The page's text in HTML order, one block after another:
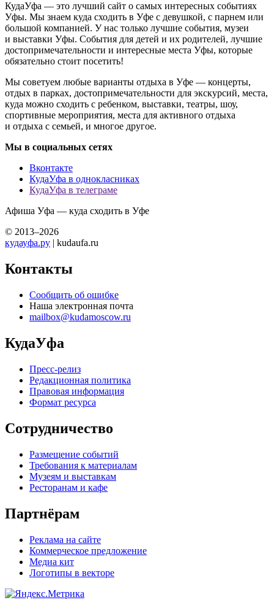
КудаУфа — это лучший сайт о самых интересных событиях
Уфы. Мы знаем куда сходить в Уфе с девушкой, с парнем или
большой компанией. У нас только лучшие события, музеи
и выставки Уфы. События для детей и их родителей, лучшие
достопримечательности и интересные места Уфы, которые
обязательно стоит посетить!
Мы советуем любые варианты отдыха в Уфе — концерты,
отдых в парках, достопримечательности для экскурсий, места,
куда можно сходить с ребенком, выставки, театры, шоу,
спортивные мероприятия, места для активного отдыха
и отдыха с семьей, и многое другое.
Мы в социальных сетях
Вконтакте
КудаУфа в однокласниках
КудаУфа в телеграме
Афиша Уфа — куда сходить в Уфе
© 2013–2026
кудауфа.ру | kudaufa.ru
Контакты
Сообщить об ошибке
Наша электронная почта
mailbox@kudamoscow.ru
КудаУфа
Пресс-релиз
Редакционная политика
Правовая информация
Формат ресурса
Сотрудничество
Размещение событий
Требования к материалам
Музеям и выставкам
Ресторанам и кафе
Партнёрам
Реклама на сайте
Коммерческое предложение
Медиа кит
Логотипы в векторе